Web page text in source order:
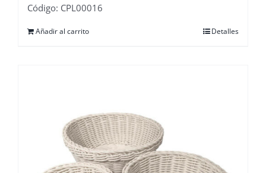
Código: CPL00016
Añadir al carrito Detalles